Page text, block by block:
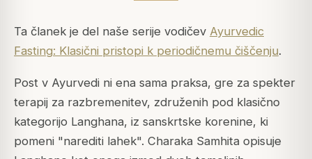
Ta članek je del naše serije vodičev Ayurvedic
Fasting: Klasični pristopi k periodičnemu čiščenju.
Post v Ayurvedi ni ena sama praksa, gre za spekter
terapij za razbremenitev, združenih pod klasično
kategorijo Langhana, iz sanskrtske korenine, ki
pomeni "narediti lahek". Charaka Samhita opisuje